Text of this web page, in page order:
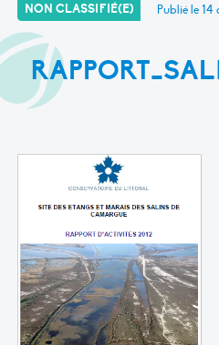
NON CLASSIFIÉ(E) Publié le14